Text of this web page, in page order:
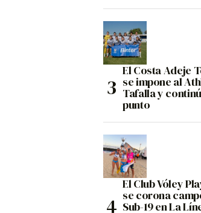
El Costa Adeje
se impone al
Tafalla y
punto
El Club Vóley
se corona
Sub-19 en La